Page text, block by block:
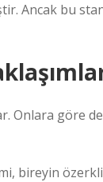
Ancak bu
Onlara göre
bireyin